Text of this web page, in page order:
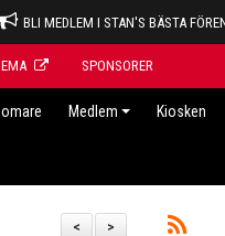
BLI MEDLEM I STAN'S BÄSTA
SPONSORER
Medlem Kiosken
>
<